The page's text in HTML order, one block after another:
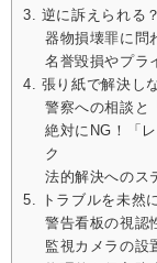
3. 逆に訴えられる
器物損壊罪に問
名誉毀損やプラ
4. 張り紙で解決し
警察への相談と
絶対にNG！「
ク
法的解決へのス
5. トラブルを未然
警告看板の視認
監視カメラの設